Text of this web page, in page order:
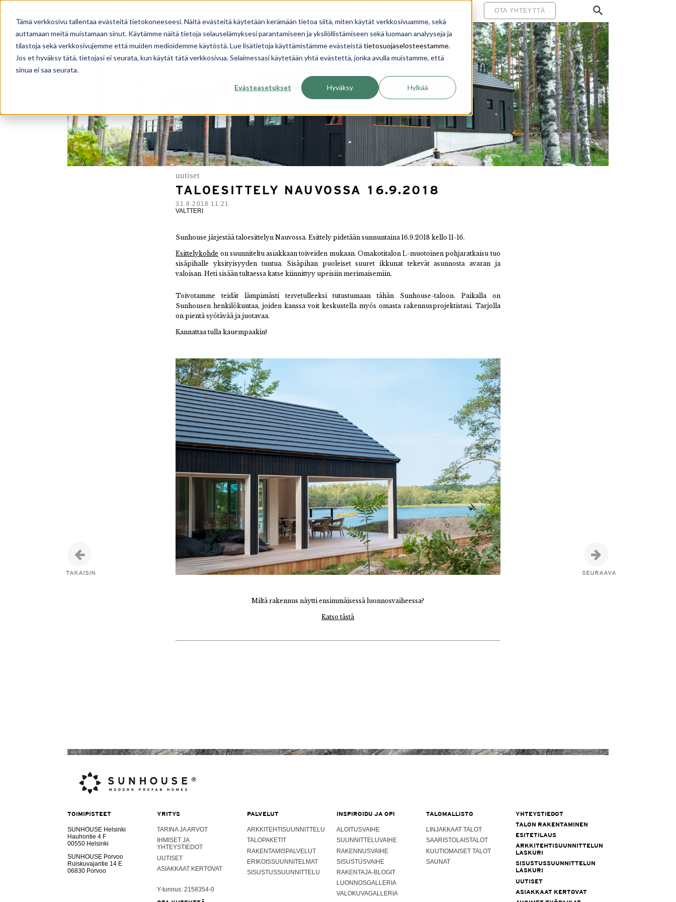
Tämä verkkosivu tallentaa evästeitä tietokoneeseesi. Näitä evästeitä käytetään kerämään tietoa siitä, miten käytät verkkosivuamme, sekä
auttamaan meitä muistamaan sinut. Käytämme näitä tietoja selauselämyksesi parantamiseen ja yksilöllistämiseen sekä luomaan analyyseja ja
tilastoja sekä verkkosivujemme että muiden medioidemme käytöstä. Lue lisätietoja käyttämistämme evästeistä tietosuojaselosteestamme.
Jos et hyväksy tätä, tietojasi ei seurata, kun käytät tätä verkkosivua. Selaimessasi käytetään yhtä evästettä, jonka avulla muistamme, että
sinua ei saa seurata.
Evästeasetukset Hyväksy Hylkää
OTA YHTEYTTÄ
uutiset
TALOESITTELY NAUVOSSA 16.9.2018
31.8.2018 11:21
VALTTERI
Sunhouse järjestää taloesittelyn Nauvossa. Esittely pidetään sunnuntaina 16.9.2018 kello 11-16.
Esittelykohde on suunniteltu asiakkaan toiveiden mukaan. Omakotitalon L-muotoinen pohjaratkaisu tuo
sisäpihalle yksityisyyden tuntua. Sisäpihan puoleiset suuret ikkunat tekevät asunnosta avaran ja
valoisan. Heti sisään tultaessa katse kiinnittyy upeisiin merimaisemiin.
Toivotamme teidät lämpimästi tervetulleeksi tutustumaan tähän Sunhouse-taloon. Paikalla on
Sunhousen henkilökuntaa, joiden kanssa voit keskustella myös omasta rakennusprojektistasi. Tarjolla
on pientä syötävää ja juotavaa.
Kannattaa tulla kauempaakin!
Miltä rakennus näytti ensimmäisessä luonnosvaiheessa?
Katso tästä
TOIMIPISTEET
SUNHOUSE Helsinki
Hauhontie 4 F
00550 Helsinki
SUNHOUSE Porvoo
Ruiskuvajantie 14 E
06830 Porvoo
YRITYS
TARINA JA ARVOT
IHMISET JA
YHTEYSTIEDOT
UUTISET
ASIAKKAAT KERTOVAT
Y-tunnus: 2158354-0
PALVELUT
ARKKITEHTISUUNNITTELU
TALOPAKETIT
RAKENTAMISPALVELUT
ERIKOISSUUNNITELMAT
SISUSTUSSUUNNITTELU
INSPIROIDU JA OPI
ALOITUSVAIHE
SUUNNITTELUVAIHE
RAKENNUSVAIHE
SISUSTUSVAIHE
RAKENTAJA-BLOGIT
LUONNOSGALLERIA
VALOKUVAGALLERIA
TALOMALLISTO
LINJAKKAAT TALOT
SAARISTOLAISTALOT
KUUTIOMAISET TALOT
SAUNAT
YHTEYSTIEDOT
TALON RAKENTAMINEN
ESITETILAUS
ARKKITEHTISUUNNITTELUN
LASKURI
SISUSTUSSUUNNITTELUN
LASKURI
UUTISET
ASIAKKAAT KERTOVAT